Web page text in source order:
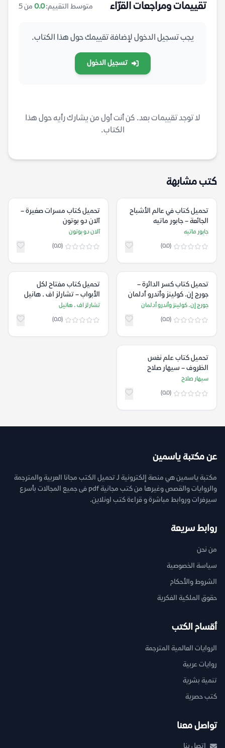
تقييمات ومراجعات القرّاء متوسط التقييم:0.0 من 5
يجب تسجيل الدخول لإضافة تقييمك حول هذا الكتاب.
تسجيل الدخول
لا توجد تقييمات بعد. كن أنت أول من يشارك رأيه حول هذا
الكتاب.
كتب مشابهة
تحميل كتاب في عالم الأشباح
الجائعة – جابور ماتيه
جابور ماتيه
(0.0)
تحميل كتاب مسرات صغيرة –
آلان دو بوتون
آلان دو بوتون
(0.0)
تحميل كتاب ‫كسر الدائرة –
جورج إن. كولينز وأندرو أدلمان
جورج إن. كولينز وأندرو أدلمان
(0.0)
تحميل كتاب مفتاح لكل
الأبواب – تشارلز اف . هانيل
تشارلز اف . هانيل
(0.0)
تحميل كتاب علم نفس
الظروف – سيهار صلاح
سيهار صلاح
(0.0)
عن مكتبة ياسمين
مكتبة ياسمين هي منصة إلكترونية لـ تحميل الكتب مجانا العربية والمترجمة
والروايات والقصص وغيرها من كتب مجانية pdf فى جميع المجالات بأسرع
سيرفرات وروابط مباشرة و قراءة كتب اونلاين.
روابط سريعة
من نحن
سياسة الخصوصية
الشروط والأحكام
حقوق الملكية الفكرية
أقسام الكتب
الروايات العالمية المترجمة
روايات عربية
تنمية بشرية
كتب حصرية
تواصل معنا